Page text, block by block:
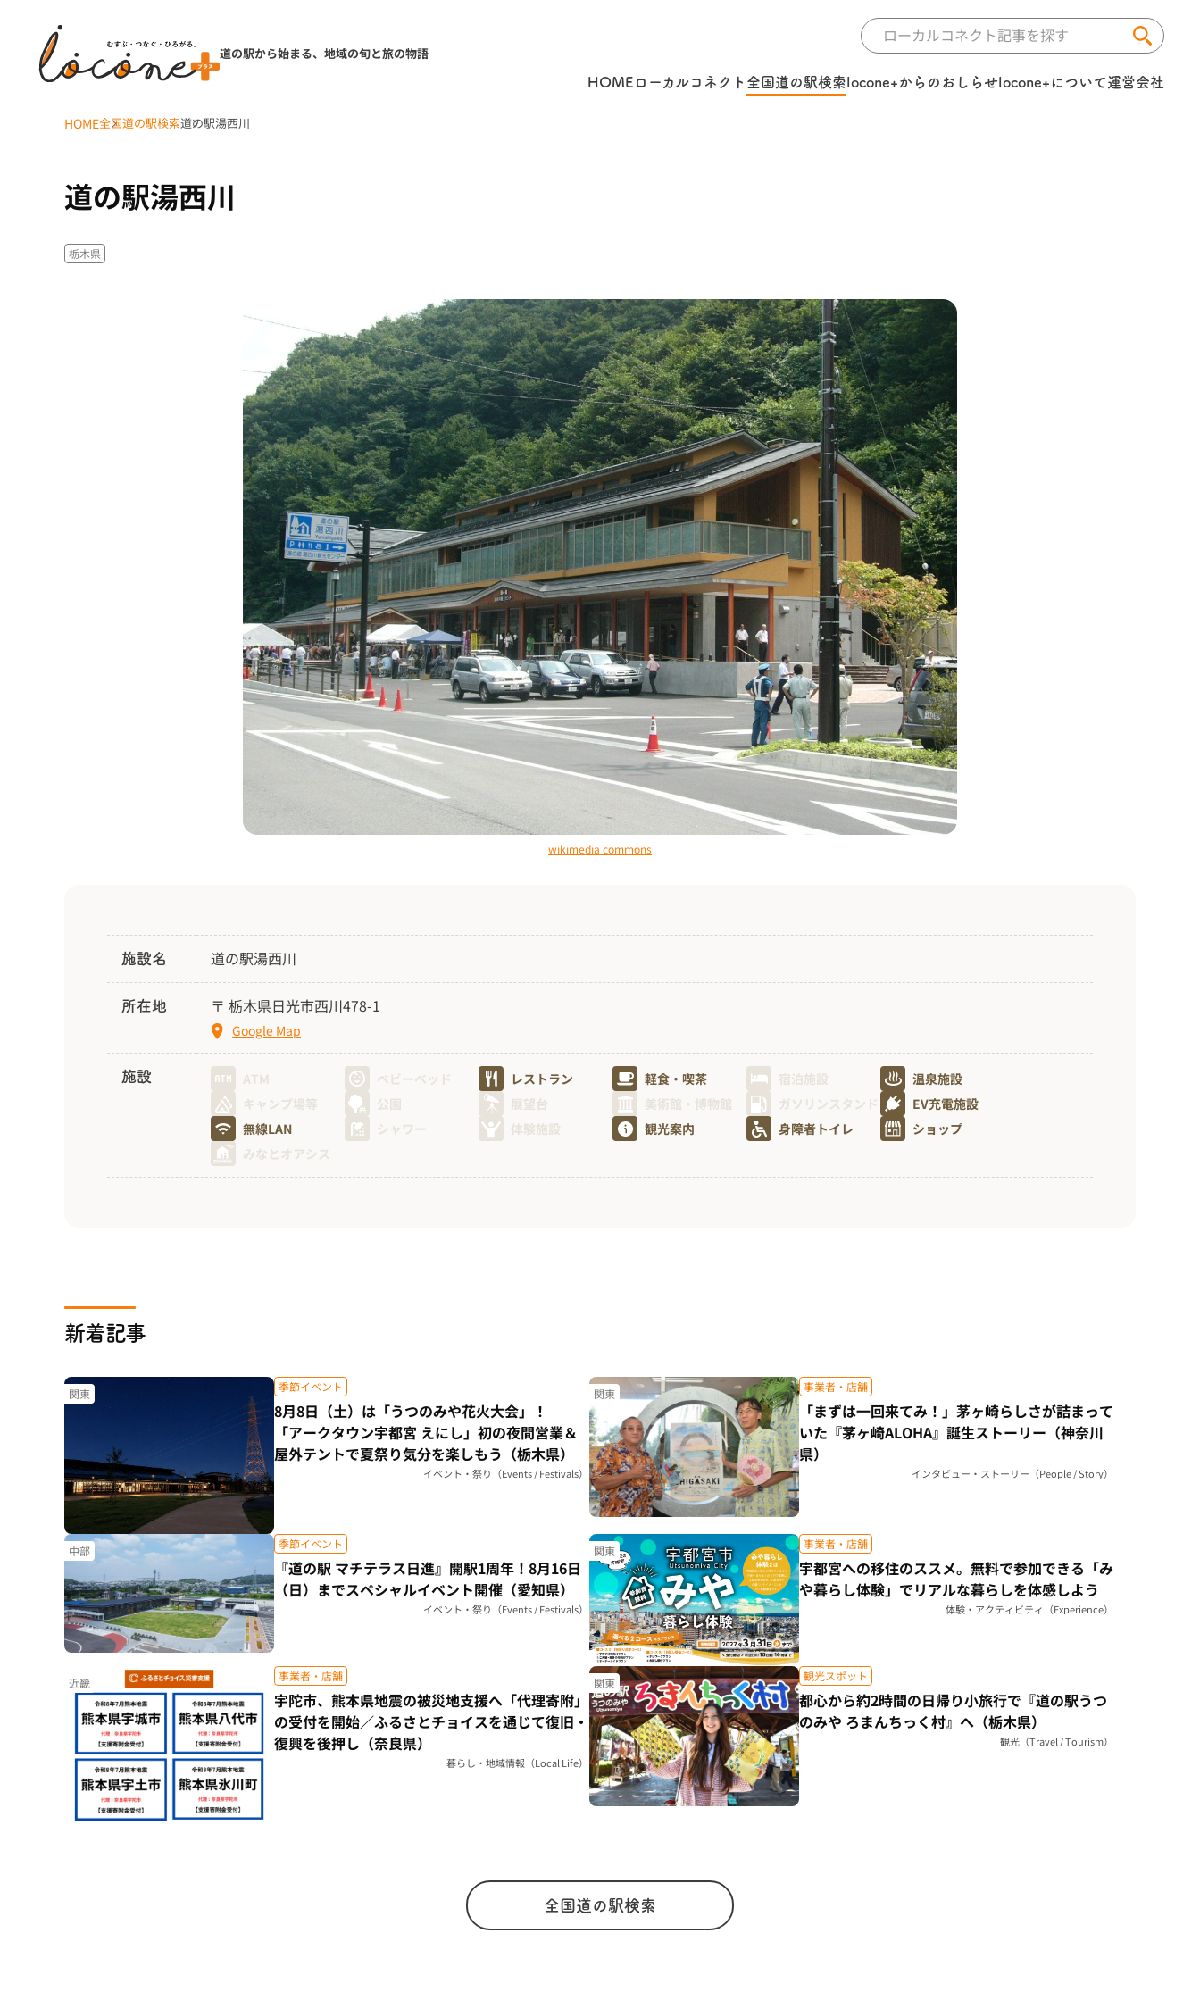
道の駅から始まる、地域の旬と旅の物語
HOME ローカルコネクト 全国道の駅検索locone+からのおしらせlocone+について運営会社
HOME全国道の駅検索道の駅湯西川
道の駅湯西川
栃木県
wikimedia commons
施設名 道の駅湯西川
所在地 〒 栃木県日光市西川478-1
Google Map
施設 ATM ベビーベッド レストラン 軽食・喫茶 宿泊施設
温泉施設
キャンプ場等
公園 展望台 美術館・博物館 ガソリンスタンド
EV充電施設
無線LAN
シャワー 体験施設 観光案内 身障者トイレ
ショップ
みなとオアシス
新着記事
関東 季節イベント
8月8日（土）は「うつのみや花火大会」！
「アークタウン宇都宮 えにし」初の夜間営業＆
屋外テントで夏祭り気分を楽しもう（栃木県）
イベント・祭り（Events / Festivals）
関東 事業者・店舗
「まずは一回来てみ！」茅ヶ崎らしさが詰まって
いた『茅ヶ崎ALOHA』誕生ストーリー（神奈川
県）
インタビュー・ストーリー（People / Story）
中部 季節イベント
『道の駅 マチテラス日進』開駅1周年！8月16日
（日）までスペシャルイベント開催（愛知県）
イベント・祭り（Events / Festivals）
関東 事業者・店舗
宇都宮への移住のススメ。無料で参加できる「み
や暮らし体験」でリアルな暮らしを体感しよう
体験・アクティビティ（Experience）
近畿 事業者・店舗
宇陀市、熊本県地震の被災地支援へ「代理寄附」
の受付を開始／ふるさとチョイスを通じて復旧・
復興を後押し（奈良県）
暮らし・地域情報（Local Life）
関東 観光スポット
都心から約2時間の日帰り小旅行で『道の駅うつ
のみや ろまんちっく村』へ（栃木県）
観光（Travel / Tourism）
全国道の駅検索